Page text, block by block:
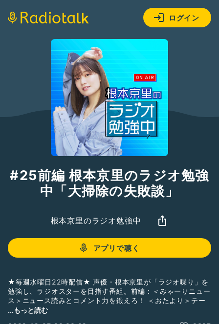
ログイン
#25前編 根本京里のラジオ勉強
中「大掃除の失敗談」
根本京里のラジオ勉強中
アプリで聴く
★毎週水曜日22時配信★ 声優・根本京里が「ラジオ喋り」を
勉強し、ラジオスターを目指す番組。前編：＜みゃーりニュー
ス＞ニュース読みとコメント力を鍛えろ！ ＜おたより＞テー
マ「大掃除の失敗談」[公式twitter]
...もっと読む